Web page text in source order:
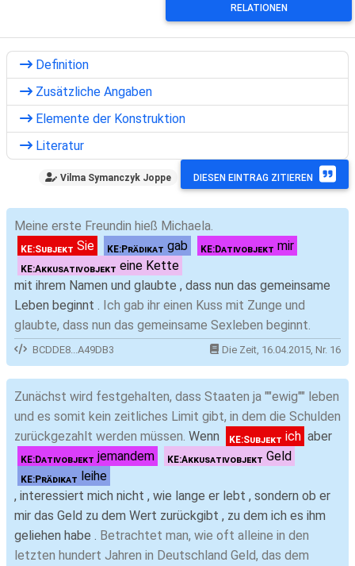
RELATIONEN
Definition
Zusätzliche Angaben
Elemente der Konstruktion
Literatur
Vilma Symanczyk Joppe DIESEN EINTRAG ZITIEREN
Meine erste Freundin hieß Michaela.
KE:Subjekt Sie KE:Prädikat gab KE:Dativobjekt mir
KE:Akkusativobjekt eine Kette
mit ihrem Namen und glaubte , dass nun das gemeinsame
Leben beginnt . Ich gab ihr einen Kuss mit Zunge und
glaubte, dass nun das gemeinsame Sexleben beginnt.
BCDDE8...A49DB3 Die Zeit, 16.04.2015, Nr. 16
Zunächst wird festgehalten, dass Staaten ja ""ewig"" leben
und es somit kein zeitliches Limit gibt, in dem die Schulden
zurückgezahlt werden müssen. Wenn KE:Subjekt ich aber
KE:Dativobjekt jemandem KE:Akkusativobjekt Geld
KE:Prädikat leihe
, interessiert mich nicht , wie lange er lebt , sondern ob er
mir das Geld zu dem Wert zurückgibt , zu dem ich es ihm
geliehen habe . Betrachtet man, wie oft alleine in den
letzten hundert Jahren in Deutschland Geld, das dem